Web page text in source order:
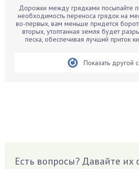
Бархатцы
Бегония
Белые грибы
Виноград
Дорожки между грядками посыпайте
необходимость переноса грядок на
во-первых, вам меньше придется
вторых, утоптанная земля будет
песка, обеспечивая лучший приток
Показать другой
Есть вопросы? Давайте их